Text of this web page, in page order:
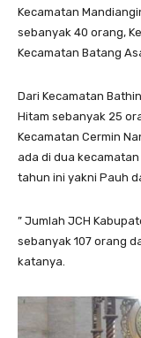
Kecamatan
sebanyak 40 orang,
Kecamatan Batang
Dari Kecamatan
Hitam sebanyak 25
Kecamatan Cermin
ada di dua
tahun ini yakni Pauh
” Jumlah JCH
sebanyak 107 orang
katanya.